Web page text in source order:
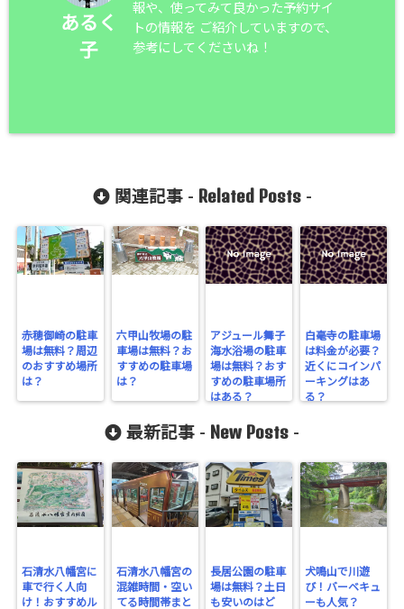
あるく
子
報や、使ってみて良かった予約サイ
トの情報を ご紹介していますので、
参考にしてくださいね！
関連記事 - Related Posts-
赤穂御崎の駐車
場は無料？周辺
のおすすめ場所
は？
六甲山牧場の駐
車場は無料？お
すすめの駐車場
は？
アジュール舞子
海水浴場の駐車
場は無料？おす
すめの駐車場所
はある？
白毫寺の駐車場
は料金が必要？
近くにコインパ
ーキングはあ
る？
最新記事 - New Posts -
石清水八幡宮に
車で行く人向
け！おすすめル
石清水八幡宮の
混雑時間・空い
てる時間帯まと
長居公園の駐車
場は無料？土日
も安いのはど
犬鳴山で川遊
び！バーベキュ
ーも人気？